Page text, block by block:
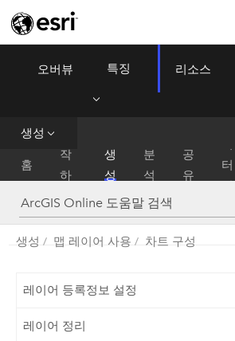
ArcGIS Online
오버뷰 특징 리소스
생성
홈
작
하
기
생
성
분
석
공
유
터
관
생성 맵 레이어 사용 차트 구성
레이어 등록정보 설정
레이어 정리